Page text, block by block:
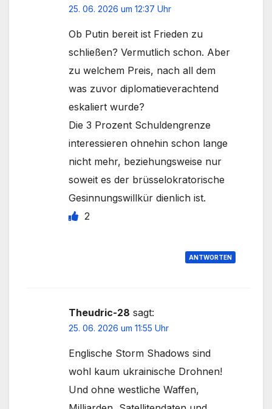
25. 06. 2026 um 12:37 Uhr
Ob Putin bereit ist Frieden zu
schließen? Vermutlich schon. Aber
zu welchem Preis, nach all dem
was zuvor diplomatieverachtend
eskaliert wurde?
Die 3 Prozent Schuldengrenze
interessieren ohnehin schon lange
nicht mehr, beziehungsweise nur
soweit es der brüsselokratorische
Gesinnungswillkür dienlich ist.
2
ANTWORTEN
Theudric-28 sagt:
25. 06. 2026 um 11:55 Uhr
Englische Storm Shadows sind
wohl kaum ukrainische Drohnen!
Und ohne westliche Waffen,